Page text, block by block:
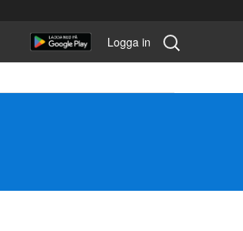
Logga in
Sök
tävling: